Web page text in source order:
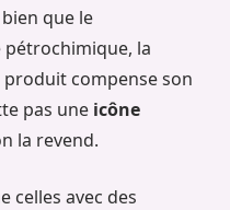
que le
la
compense son
pas une icône
la revend.
celles avec des